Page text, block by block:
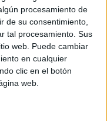
procesamiento de
de su consentimiento,
tal procesamiento. Sus
web. Puede cambiar
en cualquier
clic en el botón
web.
y pruebas duras que
y ser los mejores
ha dado que
para bien.
Motril se inscribieron